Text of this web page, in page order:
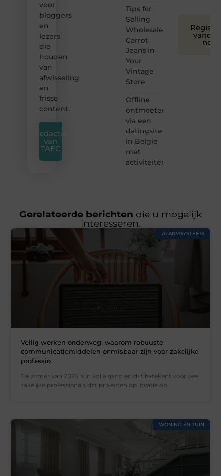
voor
bloggers
en
lezers
die
houden
van
afwisseling
en
frisse
content.
Redactie
van
TAEC
Tips for
Selling
Wholesale
Carrot
Jeans in
Your
Vintage
Store
Offline
ontmoeten
via een
datingsite
in België
met
activiteiten
nog
Gerelateerde berichten die u mogelijk
interesseren.
ALARMSYSTEEM
Veilig werken onderweg: waarom robuuste
communicatiemiddelen onmisbaar zijn voor zakelijke
professio
De zomer van 2026 is in volle gang en dat betekent voor veel
zakelijke professionals dat projecten op locatie op
WONING EN TUIN